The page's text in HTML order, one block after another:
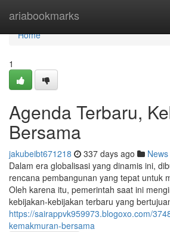
ariabookmarks
Home
Home
1
Agenda Terbaru,
Bersama
jakubeibt671218 337 days ago News
Dalam era globalisasi yang dinamis ini,
rencana pembangunan yang tepat untuk
Oleh karena itu, pemerintah saat ini
kebijakan-kebijakan terbaru yang
https://sairappvk959973.blogoxo.com/
kemakmuran-bersama